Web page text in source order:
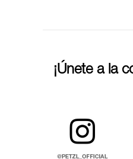
¡Únete a la